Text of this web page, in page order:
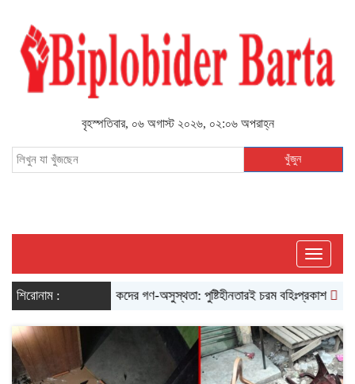
বৃহস্পতিবার, ০৬ অগাস্ট ২০২৬, ০২:০৬ অপরাহ্ন
খুঁজুন
Toggle
শিরোনাম :
শ্রমিকদের গণ-অসুস্থতা: পুষ্টিহীনতারই চরম বহিঃপ্রকাশ শ্রমিকের রক্তে